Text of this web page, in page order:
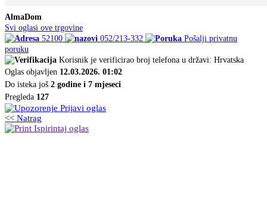
AlmaDom
Svi oglasi ove trgovine
52100
052/213-332
Pošalji privatnu
poruku
Korisnik je verificirao broj telefona u državi: Hrvatska
Oglas objavljen 12.03.2026. 01:02
Do isteka još 2 godine i 7 mjeseci
Pregleda 127
Prijavi oglas
<< Natrag
Ispirintaj oglas